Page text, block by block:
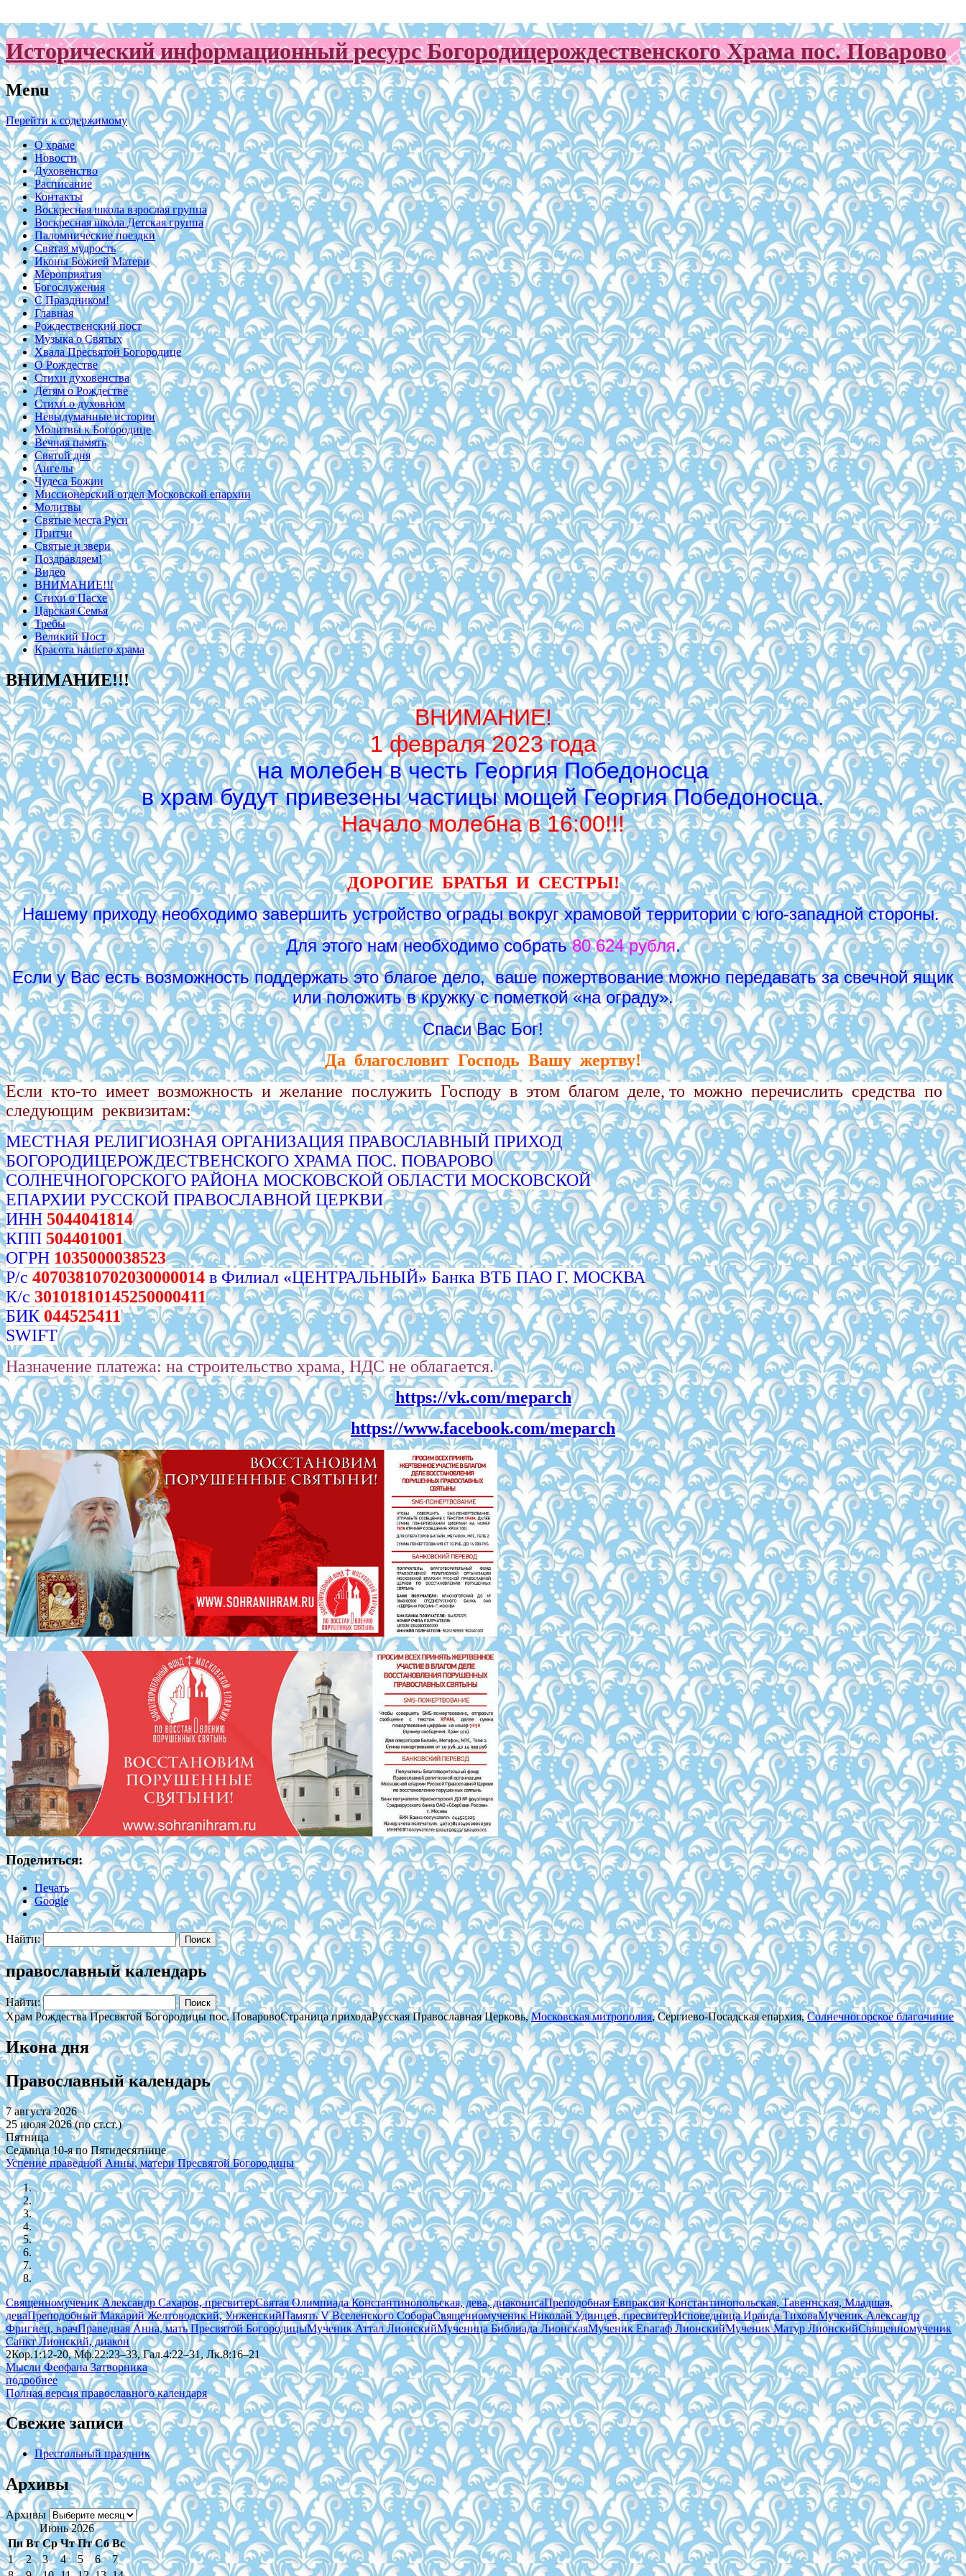
Исторический информационный ресурс Богородицерождественского Храма пос. Поварово
Menu
Перейти к содержимому
О храме
Новости
Духовенство
Расписание
Контакты
Воскресная школа взрослая группа
Воскресная школа Детская группа
Паломнические поездки
Святая мудрость
Иконы Божией Матери
Мероприятия
Богослужения
С Праздником!
Главная
Рождественский пост
Музыка о Святых
Хвала Пресвятой Богородице
О Рождестве
Стихи духовенства
Детям о Рождестве
Стихи о духовном
Невыдуманные истории
Молитвы к Богородице
Вечная память
Святой дня
Ангелы
Чудеса Божии
Миссионерский отдел Московской епархии
Молитвы
Святые места Руси
Притчи
Святые и звери
Поздравляем!
Видео
ВНИМАНИЕ!!!
Стихи о Пасхе
Царская Семья
Требы
Великий Пост
Красота нашего храма
ВНИМАНИЕ!!!
ВНИМАНИЕ!
1 февраля 2023 года
на молебен в честь Георгия Победоносца
в храм будут привезены частицы мощей Георгия Победоносца.
Начало молебна в 16:00!!!
ДОРОГИЕ БРАТЬЯ И СЕСТРЫ!
Нашему приходу необходимо завершить устройство ограды вокруг храмовой территории с юго-западной стороны.
Для этого нам необходимо собрать80 624 рубля.
Если у Вас есть возможность поддержать это благое дело, ваше пожертвование можно передавать за свечной ящик
или положить в кружку с пометкой «на ограду».
Спаси Вас Бог!
Да благословит Господь Вашу жертву!
Если кто-то имеет возможность и желание послужить Господу в этом благом деле, то можно перечислить средства по
следующим реквизитам:
МЕСТНАЯ РЕЛИГИОЗНАЯ ОРГАНИЗАЦИЯ ПРАВОСЛАВНЫЙ ПРИХОД
БОГОРОДИЦЕРОЖДЕСТВЕНСКОГО ХРАМА ПОС. ПОВАРОВО
СОЛНЕЧНОГОРСКОГО РАЙОНА МОСКОВСКОЙ ОБЛАСТИ МОСКОВСКОЙ
ЕПАРХИИ РУССКОЙ ПРАВОСЛАВНОЙ ЦЕРКВИ
ИНН 5044041814
КПП 504401001
ОГРН 1035000038523
Р/с 40703810702030000014 в Филиал «ЦЕНТРАЛЬНЫЙ» Банка ВТБ ПАО Г. МОСКВА
К/с 30101810145250000411
БИК 044525411
SWIFT
Назначение платежа: на строительство храма, НДС не облагается.
https://vk.com/meparch
https://www.facebook.com/meparch
Поделиться:
Печать
Google
Найти:
православный календарь
Найти:
Храм Рождества Пресвятой Богородицы пос. ПоваровоСтраница приходаРусская Православная Церковь,Московская митрополия, Сергиево-Посадская епархия,Солнечногорское благочиние
Икона дня
Православный календарь
7 августа 2026
25 июля 2026 (по ст.ст.)
Пятница
Седмица 10-я по Пятидесятнице
Успение праведной Анны, матери Пресвятой Богородицы
Священномученик Александр Сахаров, пресвитерСвятая Олимпиада Константинопольская, дева, диаконисаПреподобная Евпраксия Константинопольская, Тавеннская, Младшая,
деваПреподобный Макарий Желтоводский, УнженскийПамять V Вселенского СобораСвященномученик Николай Удинцев, пресвитерИсповедница Ираида ТиховаМученик Александр
Фригиец, врачПраведная Анна, мать Пресвятой БогородицыМученик Аттал ЛионскийМученица Библиада ЛионскаяМученик Епагаф ЛионскийМученик Матур ЛионскийСвященномученик
Санкт Лионский, диакон
2Кор.1:12-20, Мф.22:23–33, Гал.4:22–31, Лк.8:16–21
Мысли Феофана Затворника
подробнее
Полная версия православного календаря
Свежие записи
Престольный праздник
Архивы
Архивы
Июнь 2026
Пн Вт Ср Чт Пт Сб Вс
1
2 3 4 5 6
7